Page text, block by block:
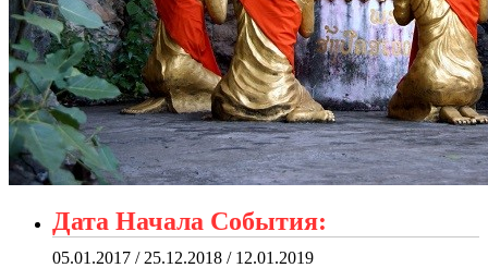
Дата Начала События:
05.01.2017 / 25.12.2018 / 12.01.2019